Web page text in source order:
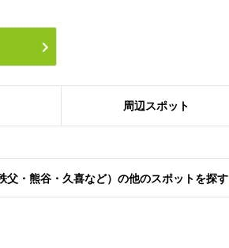
周辺 スポット
父・熊谷・久喜など）の他のスポットを探す